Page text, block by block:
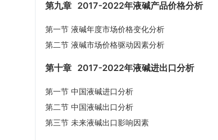
第九章 2017-2022年液碱产品价格分析
第一节 液碱年度市场价格变化分析
第二节 液碱市场价格驱动因素分析
第十章 2017-2022年液碱进出口分析
第一节 中国液碱进口分析
第二节 中国液碱出口分析
第三节 未来液碱出口影响因素